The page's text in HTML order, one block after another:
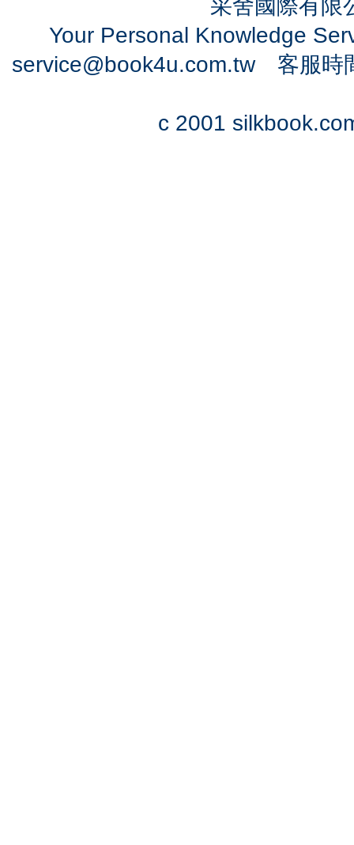
采舍國際有
Your Personal Knowledge
service@book4u.com.tw客服時
c 2001